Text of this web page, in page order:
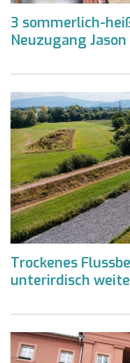
3 sommerlich-
Neuzugang
Trockenes
unterirdisch